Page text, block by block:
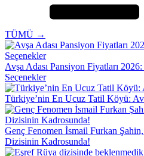
TÜMÜ →
Avşa Adası Pansiyon Fiyatları
Seçenekler
Türkiye’nin En Ucuz Tatil Köyü:
Genç Fenomen İsmail Furkan
Dizisinin Kadrosunda!